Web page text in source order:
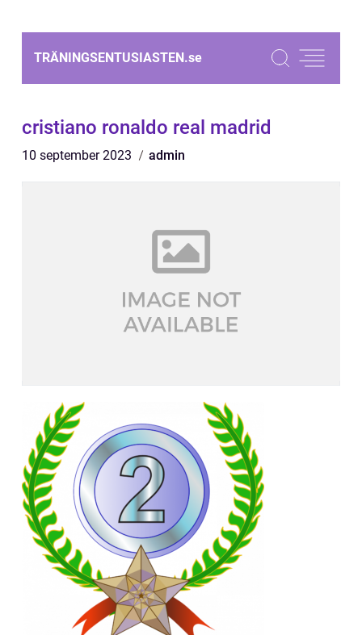
TRÄNINGSENTUSIASTEN.se
cristiano ronaldo real madrid
10 september 2023 admin